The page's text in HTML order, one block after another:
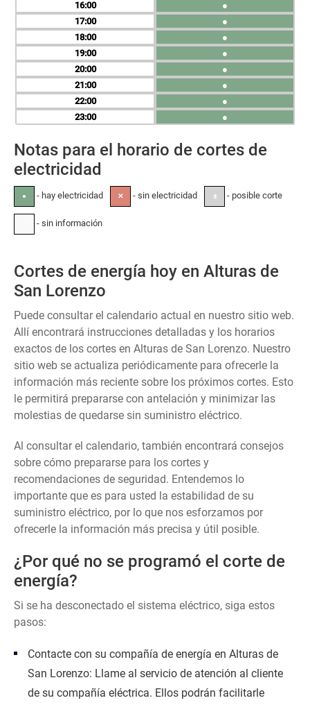
16
17
18
19
20
21
22
23
●
●
●
●
●
●
●
●
Notas para el horario de cortes de
electricidad
● - hay electricidad ✕ - sin electricidad ± - posible corte
- sin información
Cortes de energía hoy en Alturas de
San Lorenzo
Puede consultar el calendario actual en nuestro sitio web.
Allí encontrará instrucciones detalladas y los horarios
exactos de los cortes en Alturas de San Lorenzo. Nuestro
sitio web se actualiza periódicamente para ofrecerle la
información más reciente sobre los próximos cortes. Esto
le permitirá prepararse con antelación y minimizar las
molestias de quedarse sin suministro eléctrico.
Al consultar el calendario, también encontrará consejos
sobre cómo prepararse para los cortes y
recomendaciones de seguridad. Entendemos lo
importante que es para usted la estabilidad de su
suministro eléctrico, por lo que nos esforzamos por
ofrecerle la información más precisa y útil posible.
¿Por qué no se programó el corte de
energía?
Si se ha desconectado el sistema eléctrico, siga estos
pasos:
Contacte con su compañía de energía en Alturas de
San Lorenzo: Llame al servicio de atención al cliente
de su compañía eléctrica. Ellos podrán facilitarle